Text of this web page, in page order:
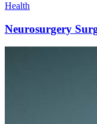
Health
Neurosurgery